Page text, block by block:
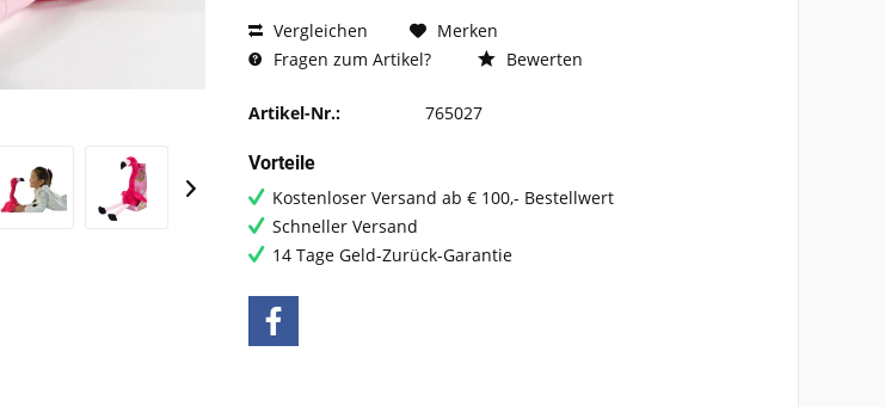
Vergleichen
Merken
Fragen zum Artikel?
Bewerten
Artikel-Nr.: 765027
Vorteile
Kostenloser Versand ab € 100,- Bestellwert
Schneller Versand
14 Tage Geld-Zurück-Garantie